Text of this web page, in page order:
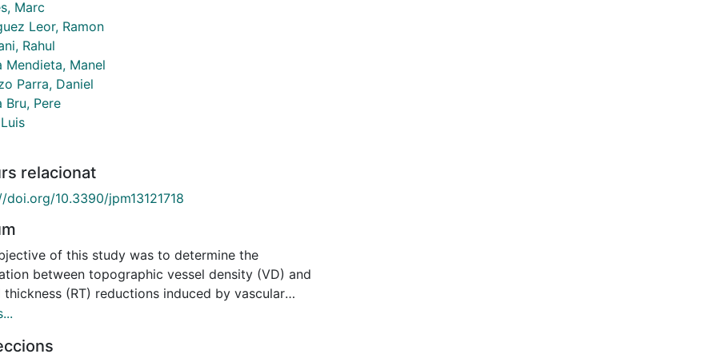
Marc
Leor, Ramon
Rahul
Mendieta, Manel
Parra, Daniel
Bru, Pere
relacionat
doi.org/10.3390/jpm13121718
of this study was to determine the
between topographic vessel density (VD) and
thickness (RT) reductions induced by vascular
growth factor inhibitors (anti-VEGF) in
tomography angiography (OCTA). This was a